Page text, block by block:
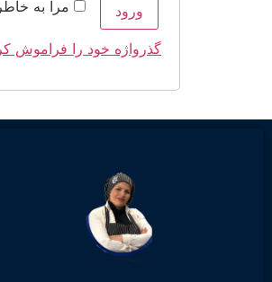
مرا به ورود
گذرواژه خود را فراموش